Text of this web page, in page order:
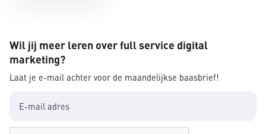
Wil jij meer leren over full service digital
marketing?
Laat je e-mail achter voor de maandelijkse baasbrief!